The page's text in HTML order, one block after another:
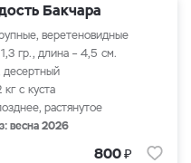
Бакчара
веретеновидные
гр., длина – 4,5 см.
десертный
с куста
растянутое
весна 2026
800₽